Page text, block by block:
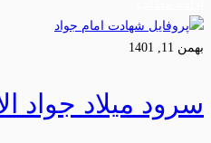
بهمن 11, 1401
سرود میلاد جواد